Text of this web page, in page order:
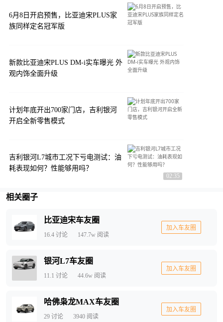
6月8日开启预售，比亚迪宋PLUS家
族同样定名冠军版
新款比亚迪宋PLUS DM-i实车曝光 外
观内饰全面升级
计划年底开出700家门店，吉利银河
开启全新零售模式
吉利银河L7城市工况下亏电测试：油
耗表现如何？性能够用吗？
02:35
相关圈子
比亚迪宋车友圈
16.4 讨论 147.7w 阅读
加入车友圈
银河L7车友圈
11.1 讨论 44.6w 阅读
加入车友圈
哈佛枭龙MAX车友圈
29 讨论 3940 阅读
加入车友圈